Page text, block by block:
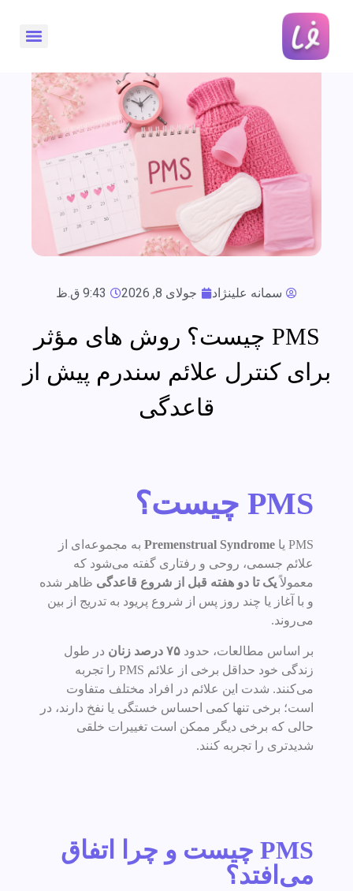
سمانه علینژاد جولای 8, 2026 9:43 ق.ظ
PMS چیست؟ روش های مؤثر
برای کنترل علائم سندرم پیش از
قاعدگی
PMS چیست؟
PMS یا Premenstrual Syndrome به مجموعه‌ای از
علائم جسمی، روحی و رفتاری گفته می‌شود که
معمولاًیک تا دو هفته قبل از شروع قاعدگی ظاهر شده
و با آغاز یا چند روز پس از شروع پریود به تدریج از بین
می‌روند.
بر اساس مطالعات، حدود ۷۵ درصد زنان
در طول
زندگی خود حداقل برخی از علائم PMS را تجربه
می‌کنند. شدت این علائم در افراد مختلف متفاوت
است؛ برخی تنها کمی احساس خستگی یا نفخ دارند، در
حالی که برخی دیگر ممکن است تغییرات خلقی
شدیدتری را تجربه کنند.
PMS چیست و چرا اتفاق
می‌افتد؟